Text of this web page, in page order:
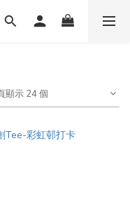
顯示 24 個